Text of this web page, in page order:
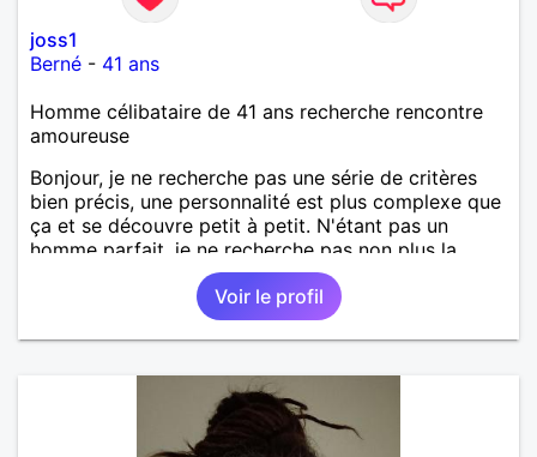
joss1
Berné - 41 ans
Homme célibataire de 41 ans recherche rencontre
amoureuse
Bonjour, je ne recherche pas une série de critères
bien précis, une personnalité est plus complexe que
ça et se découvre petit à petit. N'étant pas un
homme parfait, je ne recherche pas non plus la
femme parfaite, mais seulement quelqu'un d'enjoué,
d'honnête et de curieux. J'ai quelques défauts mais
je travaille dessus, je suis parfois trop bavard, dans
la lune, et je manque parfois de patience. Par contre
assez facilement à tout, pour peu que l'on me
donne envie de découvrir de nouvelles activités ou
passions. Je ne suis pas un grand sportif, l'esprit de
Voir le profil